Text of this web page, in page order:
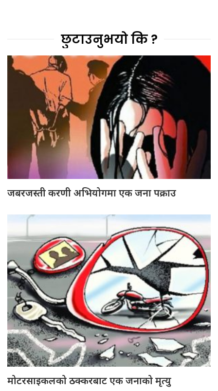
छुटाउनुभयो कि ?
जबरजस्ती करणी अभियोगमा एक जना पक्राउ
मोटरसाइकलको ठक्करबाट एक जनाको मृत्यु